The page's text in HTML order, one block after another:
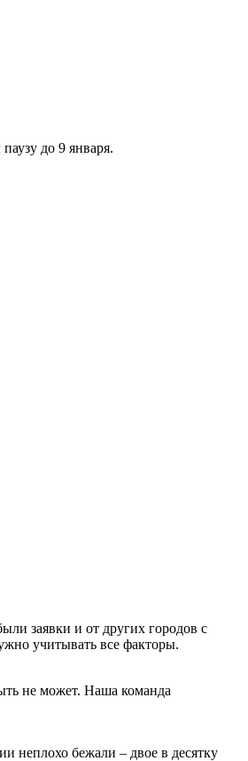
до 9 января.
заявки и от других городов с
учитывать все факторы.
не может. Наша команда
неплохо бежали – двое в десятку